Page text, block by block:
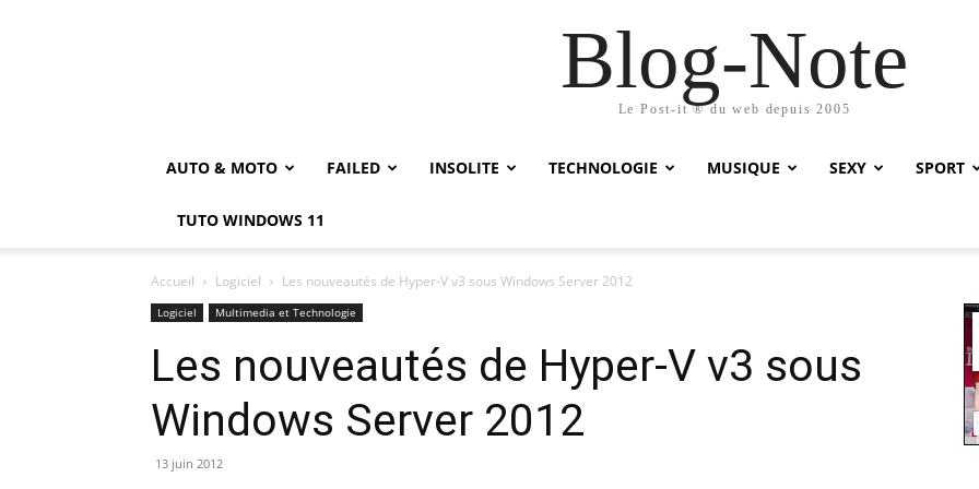
Blog-Note
Le Post-it ® du web depuis 2005
AUTO & MOTO FAILED INSOLITE TECHNOLOGIE MUSIQUE SEXY SPORT
TUTO WINDOWS 11
Accueil Logiciel Les nouveautés de Hyper-V v3 sous Windows Server 2012
Logiciel Multimedia et Technologie
Les nouveautés de Hyper-V v3 sous
Windows Server 2012
13 juin 2012